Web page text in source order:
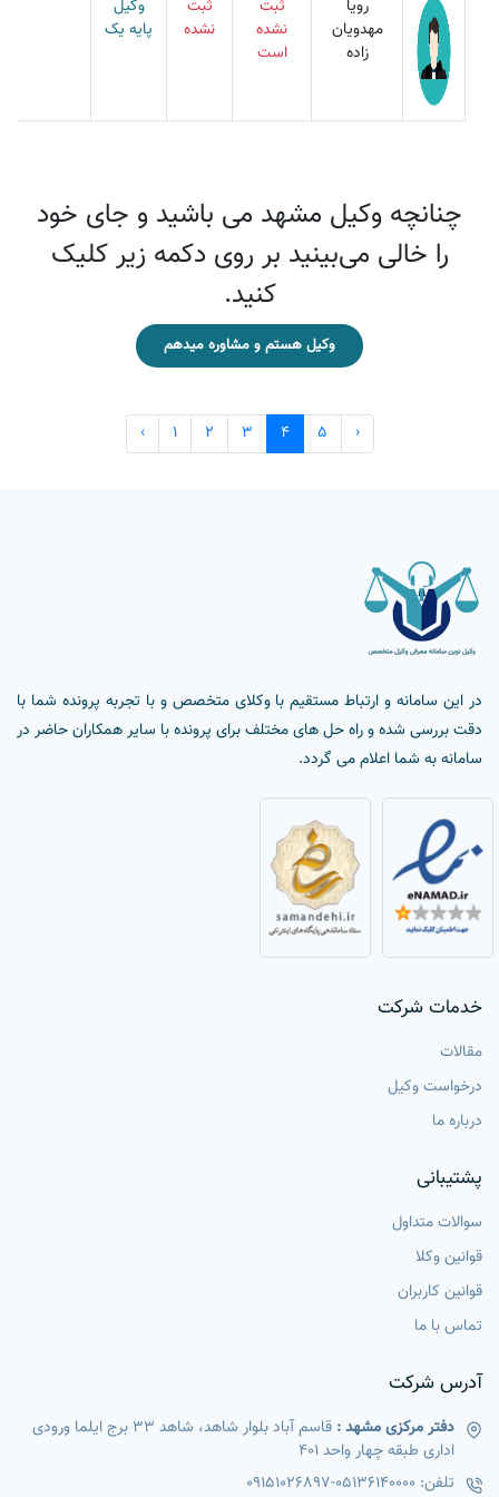
رویا
مهدویان
زاده
ثبت
نشده
است
ثبت
نشده
وکیل
پایه یک
چنانچه وکیل مشهد می باشید و جای خود
را خالی می‌بینید بر روی دکمه زیر کلیک
کنید.
وکیل هستم و مشاوره میدهم
‹ 1 2 3 4 5 ›
در این سامانه و ارتباط مستقیم با وکلای متخصص و با تجربه پرونده شما با
دقت بررسی شده و راه حل های مختلف برای پرونده با سایر همکاران حاضر در
سامانه به شما اعلام می گردد.
خدمات شرکت
مقالات
درخواست وکیل
درباره ما
پشتیبانی
سوالات متداول
قوانین وکلا
قوانین کاربران
تماس با ما
آدرس شرکت
دفتر مرکزی مشهد :
قاسم آباد بلوار شاهد، شاهد 33 برج ایلما ورودی
اداری طبقه چهار واحد 401
تلفن: 05136140000
-
09151026897